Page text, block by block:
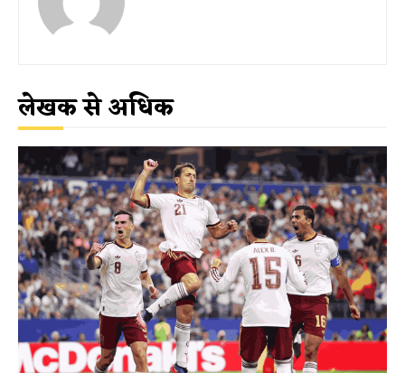
लेखक से अधिक